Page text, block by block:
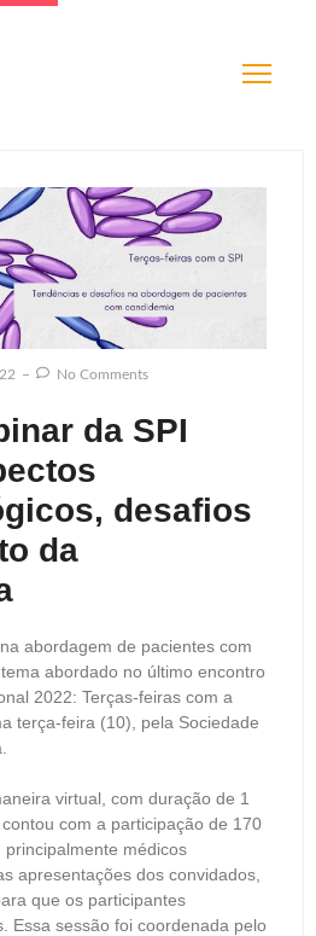
No Comments
da SPI
desafios
da
abordagem de pacientes com
abordado no último encontro
2022: Terças-feiras com a
terça-feira (10), pela Sociedade
virtual, com duração de 1
com a participação de 170
médicos
apresentações dos convidados,
que os participantes
Essa sessão foi coordenada pelo